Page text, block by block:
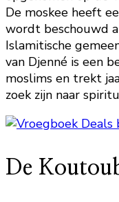
De moskee heeft
wordt beschouwd
Islamitische
van Djenné is een
moslims en trekt
zoek zijn naar
De